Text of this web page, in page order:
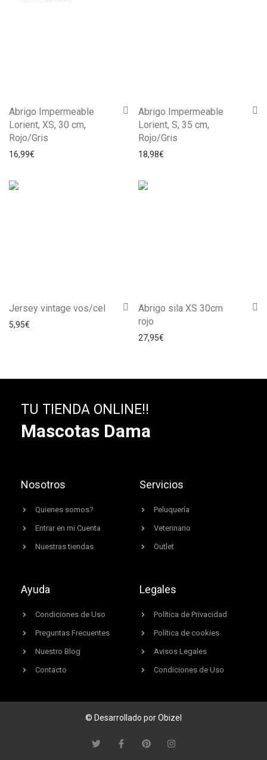
Abrigo Impermeable
Lorient, XS, 30 cm,
Rojo/Gris
16,99€
Abrigo Impermeable
Lorient, S, 35 cm,
Rojo/Gris
18,98€
Jersey vintage vos/cel
5,95€
Abrigo sila XS 30cm
rojo
27,95€
TU TIENDA ONLINE!!
Mascotas Dama
Nosotros
Quienes somos?
Entrar en mi Cuenta
Nuestras tiendas
Servicios
Peluquería
Veterinario
Outlet
Ayuda
Condiciones de Uso
Preguntas Frecuentes
Nuestro Blog
Contacto
Legales
Política de Privacidad
Política de cookies
Avisos Legales
Condiciones de Uso
© Desarrollado por Obizel